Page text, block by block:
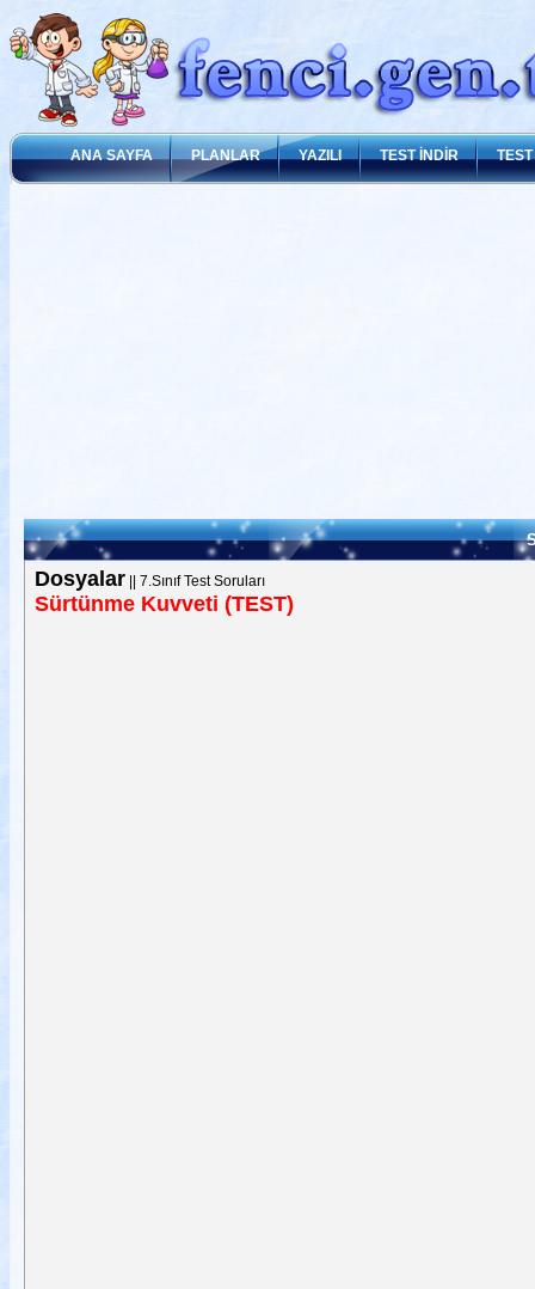
ANA SAYFA PLANLAR YAZILI TEST İNDİR
Dosyalar|| 7.Sınıf Test Soruları
Sürtünme Kuvveti (TEST)